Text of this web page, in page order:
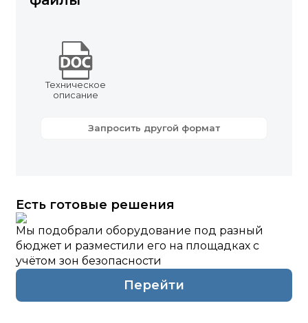
Техническое
описание
Запросить другой формат
Есть готовые решения
Мы подобрали оборудование под разный
бюджет и разместили его на площадках с
учётом зон безопасности
Перейти